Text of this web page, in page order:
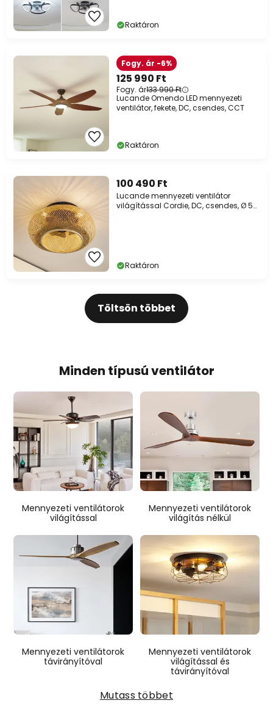
Raktáron
125 990 Ft
Fogy. ár133 990 Ft
Fogy. ár -6%
Lucande Omendo LED mennyezeti
ventilátor, fekete, DC, csendes, CCT
Raktáron
100 490 Ft
Lucande mennyezeti ventilátor
világítással Cordie, DC, csendes, Ø 53
Raktáron
Töltsön többet
Minden típusú ventilátor
Mennyezeti ventilátorok
világítással
Mennyezeti ventilátorok
világítás nélkül
Mennyezeti ventilátorok
távirányítóval
Mennyezeti ventilátorok
világítással és
távirányítóval
Mutass többet